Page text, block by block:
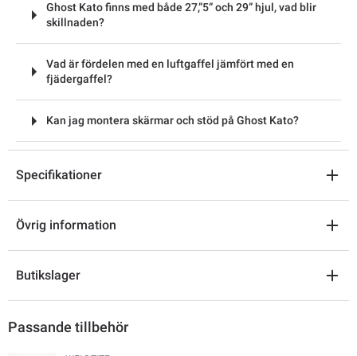
Ghost Kato finns med både 27,”5” och 29” hjul, vad blir
skillnaden?
Vad är fördelen med en luftgaffel jämfört med en
fjädergaffel?
Kan jag montera skärmar och stöd på Ghost Kato?
Specifikationer
Övrig information
Butikslager
Passande tillbehör